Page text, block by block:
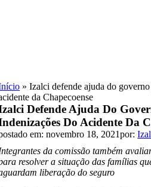
»Izalci defende ajuda do
da Chapecoense
Defende Ajuda Do
Do Acidente Da
em: novembro 18, 2021por:
da comissão também
resolver a situação das famílias
liberação do seguro